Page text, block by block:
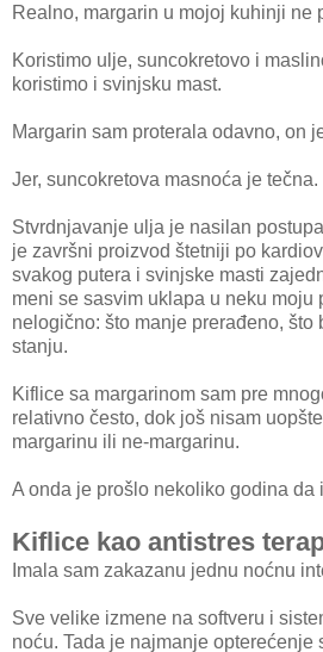
Realno, margarin u mojoj kuhinji ne
Koristimo ulje, suncokretovo i
koristimo i svinjsku mast.
Margarin sam proterala odavno, on
Jer, suncokretova masnoća je tečna.
Stvrdnjavanje ulja je nasilan
je završni proizvod štetniji po
svakog putera i svinjske masti
meni se sasvim uklapa u neku moju
nelogično: što manje prerađeno, što
stanju.
Kiflice sa margarinom sam pre
relativno često, dok još nisam
margarinu ili ne-margarinu.
A onda je prošlo nekoliko godina da
Kiflice kao antistres
Imala sam zakazanu jednu noćnu
Sve velike izmene na softveru i
noću. Tada je najmanje opterećenje